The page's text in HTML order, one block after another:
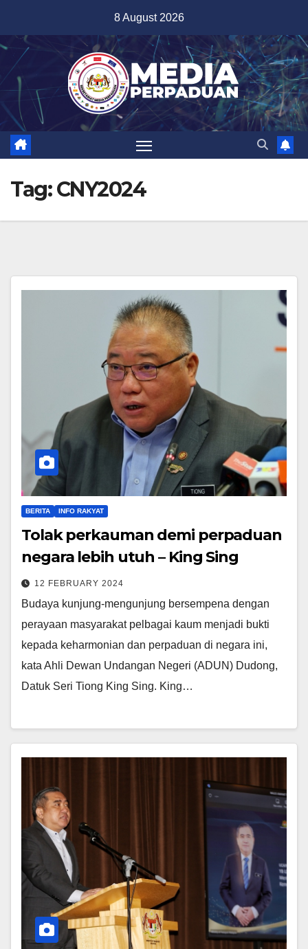
content
8 August 2026
Tag:CNY2024
BERITA INFO RAKYAT
Tolak perkauman demi perpaduan
negara lebih utuh – King Sing
12 FEBRUARY 2024
Budaya kunjung-mengunjung bersempena dengan
perayaan masyarakat pelbagai kaum menjadi bukti
kepada keharmonian dan perpaduan di negara ini,
kata Ahli Dewan Undangan Negeri (ADUN) Dudong,
Datuk Seri Tiong King Sing. King…